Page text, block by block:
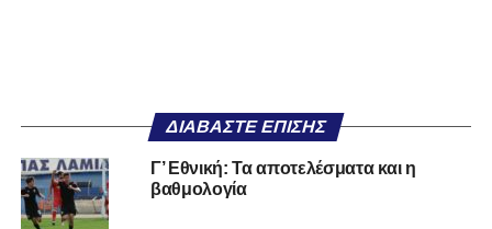
ΔΙΑΒΆΣΤΕ ΕΠΊΣΗΣ
Γ’ Εθνική: Τα αποτελέσματα και η
βαθμολογία